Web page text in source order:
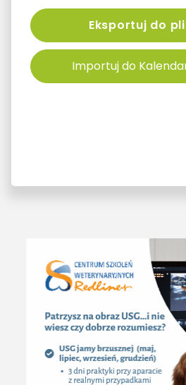
Eksportuj do
Importuj do